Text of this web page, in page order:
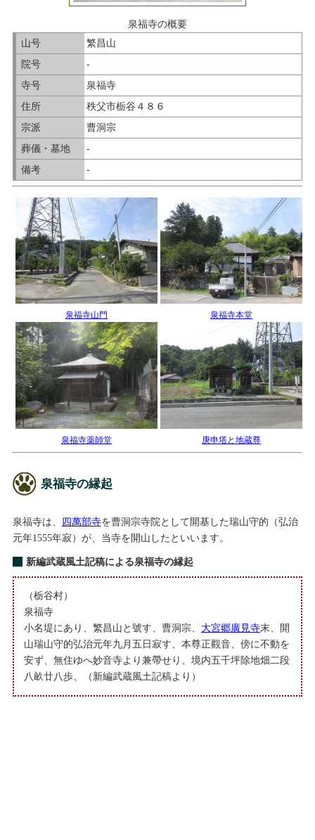
泉福寺の概要
山号
繁昌山
院号
-
寺号
泉福寺
住所
秩父市栃谷４８６
宗派
曹洞宗
葬儀・墓地
-
備考
-
泉福寺山門 泉福寺本堂
泉福寺薬師堂 庚申塔と地蔵尊
泉福寺の縁起
泉福寺は、 四萬部寺を曹洞宗寺院として開基した瑞山守的（弘治
元年1555年寂）が、当寺を開山したといいます。
新編武蔵風土記稿による泉福寺の縁起
（栃谷村）
泉福寺
小名堤にあり、繁昌山と號す、曹洞宗、 大宮郷廣見寺末、開
山瑞山守的弘治元年九月五日寂す、本尊正觀音、傍に不動を
安ず、無住ゆへ妙音寺より兼帶せり、境内五千坪除地畑二段
八畝廿八歩、（新編武蔵風土記稿より）